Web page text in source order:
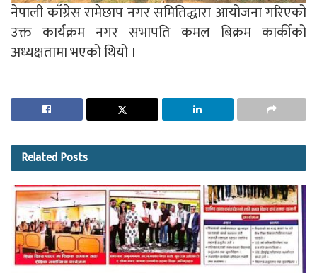
नेपाली काँग्रेस रामेछाप नगर समितिद्धारा आयोजना गरिएको
उक्त कार्यक्रम नगर सभापति कमल बिक्रम कार्कीको
अध्यक्षतामा भएको थियो ।
RelatedPosts